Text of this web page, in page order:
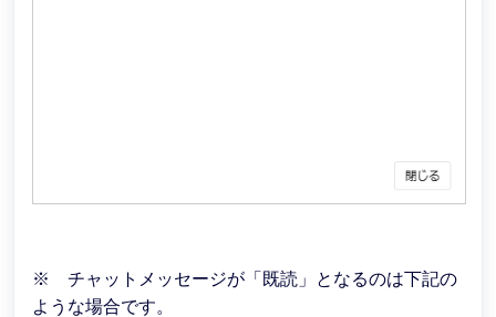
※ チャットメッセージが「既読」となるのは下記の
ような場合です。